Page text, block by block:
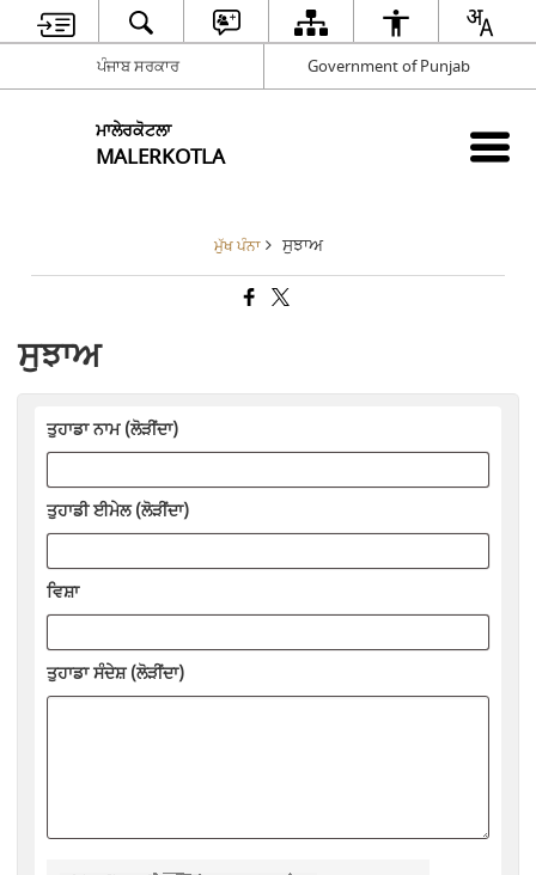
ਪੰਜਾਬ ਸਰਕਾਰ Government of Punjab
ਮਾਲੇਰਕੋਟਲਾ
MALERKOTLA
ਮੁੱਖ ਪੰਨਾ ਸੁਝਾਅ
ਸੁਝਾਅ
ਤੁਹਾਡਾ ਨਾਮ (ਲੋੜੀਂਦਾ)
ਤੁਹਾਡੀ ਈਮੇਲ (ਲੋੜੀਂਦਾ)
ਵਿਸ਼ਾ
ਤੁਹਾਡਾ ਸੰਦੇਸ਼ (ਲੋੜੀਂਦਾ)